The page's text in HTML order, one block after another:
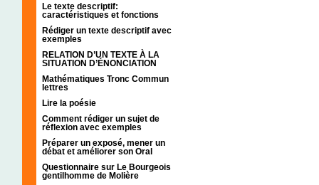
Le texte descriptif:
caractéristiques et fonctions
Rédiger un texte descriptif avec
exemples
RELATION D’UN TEXTE À LA
SITUATION D’ÉNONCIATION
Mathématiques Tronc Commun
lettres
Lire la poésie
Comment rédiger un sujet de
réflexion avec exemples
Préparer un exposé, mener un
débat et améliorer son Oral
Questionnaire sur Le Bourgeois
gentilhomme de Molière